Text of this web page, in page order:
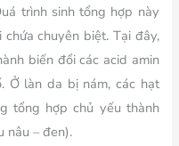
trình sinh tổng hợp này
chuyên biệt. Tại đây,
biến đổi các acid amin
Ở làn da bị nám, các hạt
tổng hợp chủ yếu thành
nâu – đen).